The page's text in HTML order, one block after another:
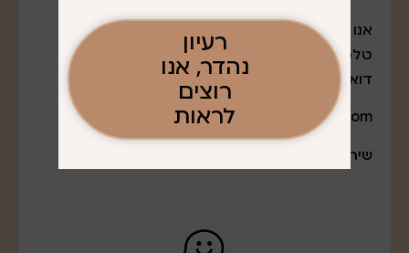
אנו נמצאים במודיעין עלית
טלפון: 052-7643888
דואר אלקטרוני:
q0527643888@gmail.com
שירות משלוחים לרב חלקי הארץ
רעיון
נהדר, אנו
רוצים
לראות